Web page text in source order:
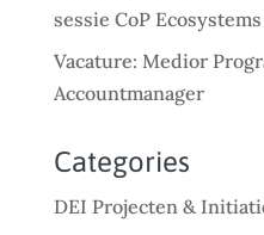
sessie CoP
Vacature: Medior
Accountmanager
Categories
DEI Projecten &